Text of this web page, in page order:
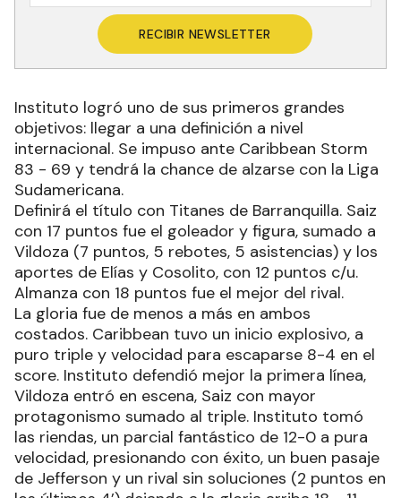
RECIBIR NEWSLETTER
Instituto logró uno de sus primeros grandes
objetivos: llegar a una definición a nivel
internacional. Se impuso ante Caribbean Storm
83 - 69 y tendrá la chance de alzarse con la Liga
Sudamericana.
Definirá el título con Titanes de Barranquilla. Saiz
con 17 puntos fue el goleador y figura, sumado a
Vildoza (7 puntos, 5 rebotes, 5 asistencias) y los
aportes de Elías y Cosolito, con 12 puntos c/u.
Almanza con 18 puntos fue el mejor del rival.
La gloria fue de menos a más en ambos
costados. Caribbean tuvo un inicio explosivo, a
puro triple y velocidad para escaparse 8-4 en el
score. Instituto defendió mejor la primera línea,
Vildoza entró en escena, Saiz con mayor
protagonismo sumado al triple. Instituto tomó
las riendas, un parcial fantástico de 12-0 a pura
velocidad, presionando con éxito, un buen pasaje
de Jefferson y un rival sin soluciones (2 puntos en